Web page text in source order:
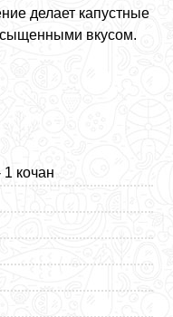
делает капустные
вкусом.
кочан